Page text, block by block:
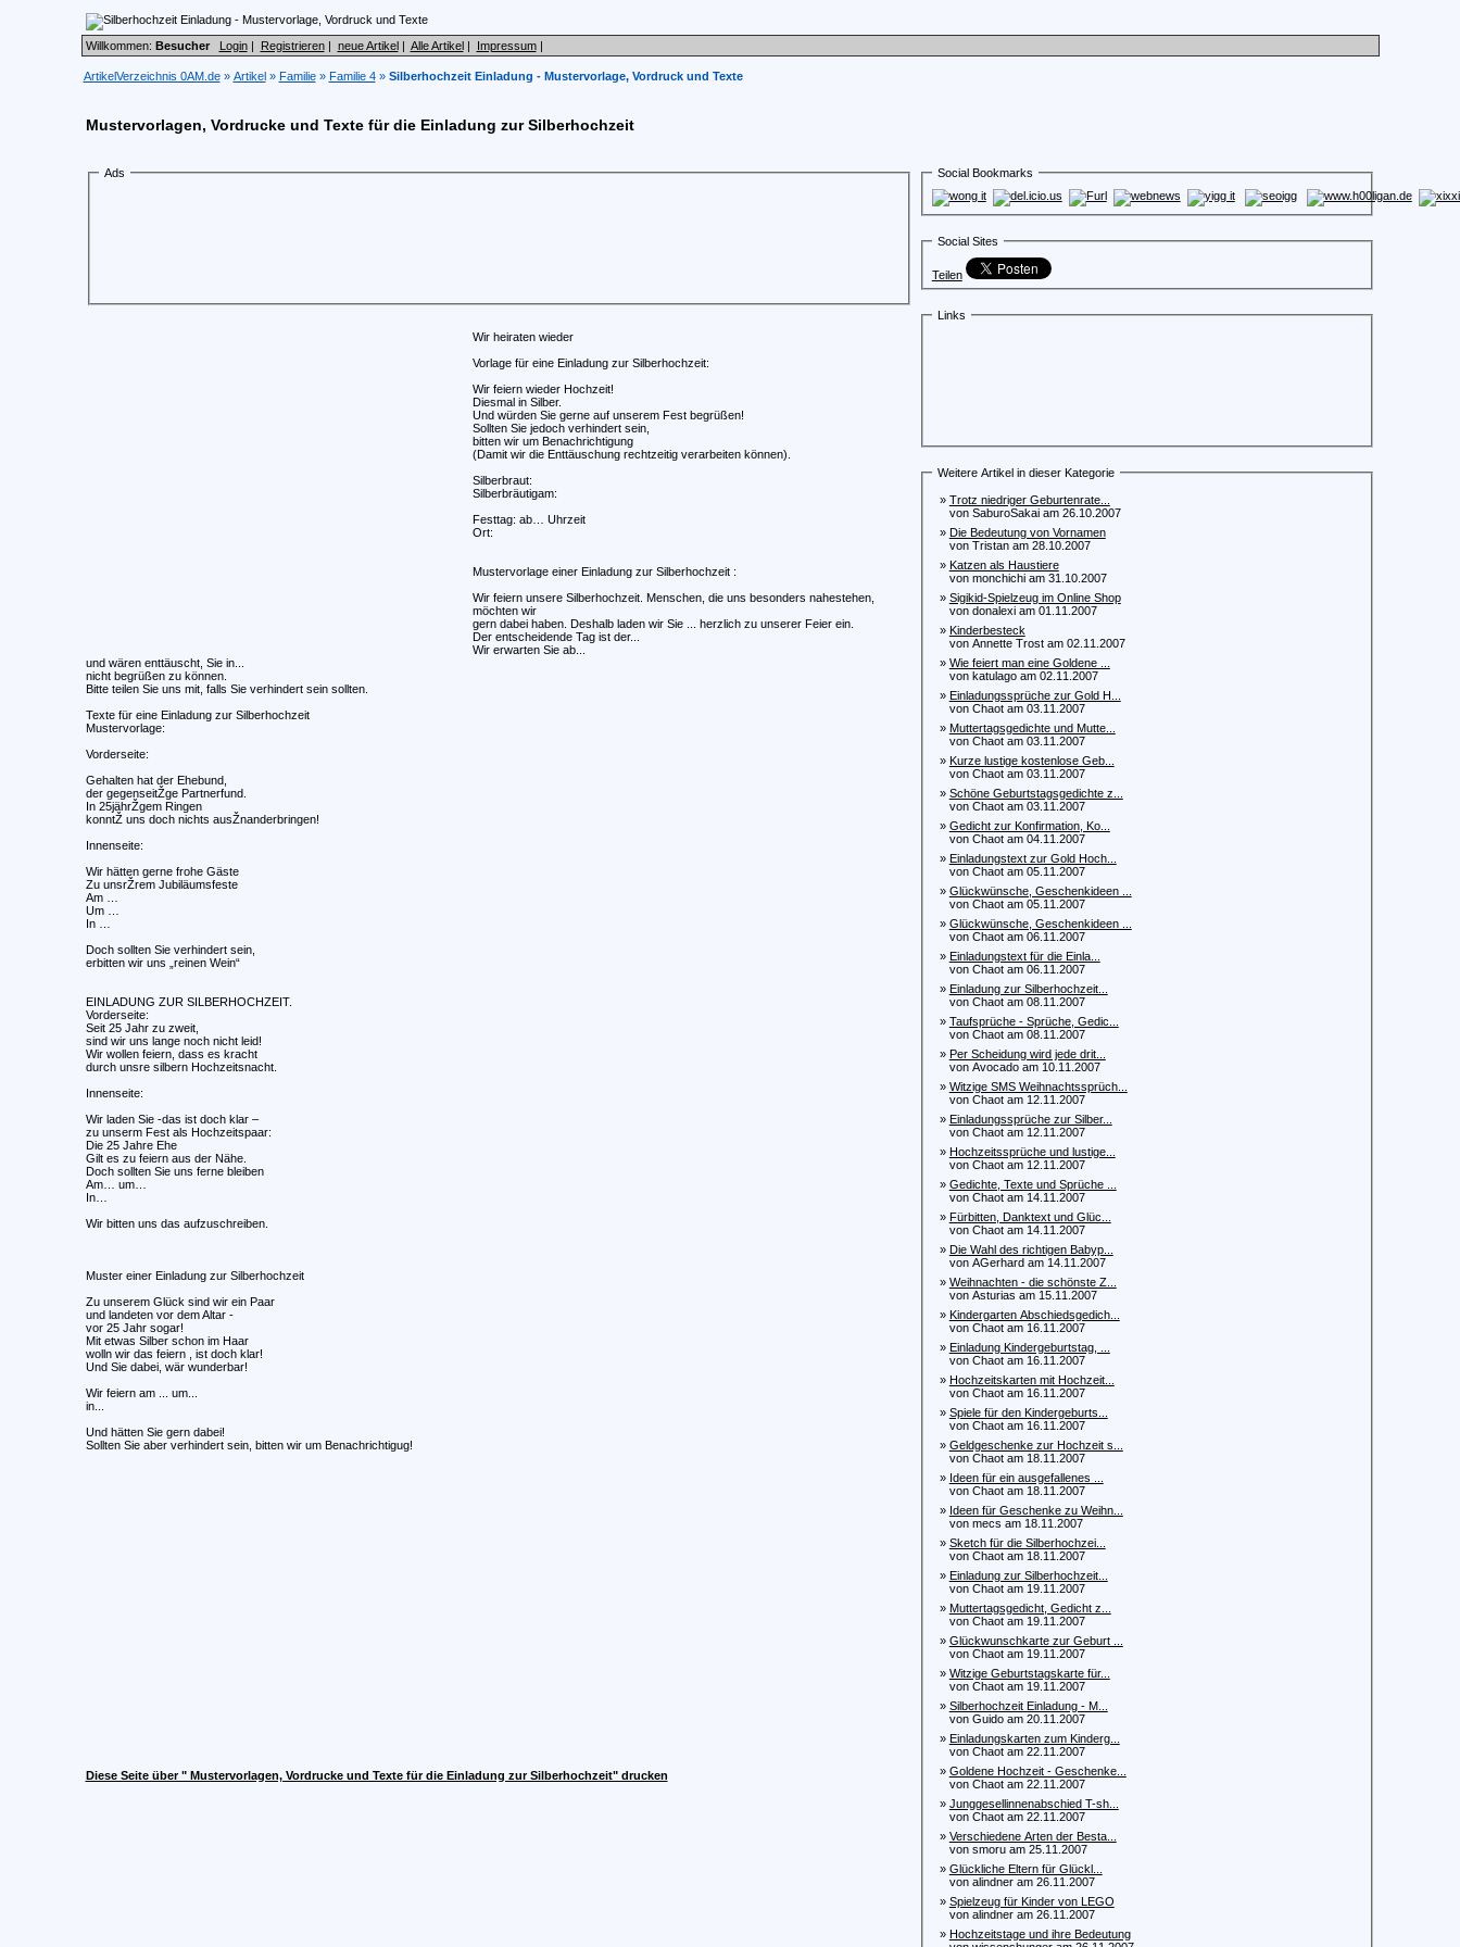
Willkommen: Besucher Login| Registrieren| neue Artikel| Alle Artikel| Impressum|
ArtikelVerzeichnis 0AM.de» Artikel» Familie» Familie 4» Silberhochzeit Einladung - Mustervorlage, Vordruck und Texte
Mustervorlagen, Vordrucke und Texte für die Einladung zur Silberhochzeit
Ads
Wir heiraten wieder
Vorlage für eine Einladung zur Silberhochzeit:
Wir feiern wieder Hochzeit!
Diesmal in Silber.
Und würden Sie gerne auf unserem Fest begrüßen!
Sollten Sie jedoch verhindert sein,
bitten wir um Benachrichtigung
(Damit wir die Enttäuschung rechtzeitig verarbeiten können).
Silberbraut:
Silberbräutigam:
Festtag: ab… Uhrzeit
Ort:
Mustervorlage einer Einladung zur Silberhochzeit :
Wir feiern unsere Silberhochzeit. Menschen, die uns besonders nahestehen,
möchten wir
gern dabei haben. Deshalb laden wir Sie ... herzlich zu unserer Feier ein.
Der entscheidende Tag ist der...
Wir erwarten Sie ab...
und wären enttäuscht, Sie in...
nicht begrüßen zu können.
Bitte teilen Sie uns mit, falls Sie verhindert sein sollten.
Texte für eine Einladung zur Silberhochzeit
Mustervorlage:
Vorderseite:
Gehalten hat der Ehebund,
der gegenseitŽge Partnerfund.
In 25jährŽgem Ringen
konntŽ uns doch nichts ausŽnanderbringen!
Innenseite:
Wir hätten gerne frohe Gäste
Zu unsrŽrem Jubiläumsfeste
Am …
Um …
In …
Doch sollten Sie verhindert sein,
erbitten wir uns „reinen Wein“
EINLADUNG ZUR SILBERHOCHZEIT.
Vorderseite:
Seit 25 Jahr zu zweit,
sind wir uns lange noch nicht leid!
Wir wollen feiern, dass es kracht
durch unsre silbern Hochzeitsnacht.
Innenseite:
Wir laden Sie -das ist doch klar –
zu unserm Fest als Hochzeitspaar:
Die 25 Jahre Ehe
Gilt es zu feiern aus der Nähe.
Doch sollten Sie uns ferne bleiben
Am… um…
In…
Wir bitten uns das aufzuschreiben.
Muster einer Einladung zur Silberhochzeit
Zu unserem Glück sind wir ein Paar
und landeten vor dem Altar -
vor 25 Jahr sogar!
Mit etwas Silber schon im Haar
wolln wir das feiern , ist doch klar!
Und Sie dabei, wär wunderbar!
Wir feiern am ... um...
in...
Und hätten Sie gern dabei!
Sollten Sie aber verhindert sein, bitten wir um Benachrichtigug!
Diese Seite über " Mustervorlagen, Vordrucke und Texte für die Einladung zur Silberhochzeit" drucken
Social Bookmarks
Social Sites
Teilen
Links
Weitere Artikel in dieser Kategorie
» Trotz niedriger Geburtenrate...
von SaburoSakai am 26.10.2007
» Die Bedeutung von Vornamen
von Tristan am 28.10.2007
» Katzen als Haustiere
von monchichi am 31.10.2007
» Sigikid-Spielzeug im Online Shop
von donalexi am 01.11.2007
» Kinderbesteck
von Annette Trost am 02.11.2007
» Wie feiert man eine Goldene ...
von katulago am 02.11.2007
» Einladungssprüche zur Gold H...
von Chaot am 03.11.2007
» Muttertagsgedichte und Mutte...
von Chaot am 03.11.2007
» Kurze lustige kostenlose Geb...
von Chaot am 03.11.2007
» Schöne Geburtstagsgedichte z...
von Chaot am 03.11.2007
» Gedicht zur Konfirmation, Ko...
von Chaot am 04.11.2007
» Einladungstext zur Gold Hoch...
von Chaot am 05.11.2007
» Glückwünsche, Geschenkideen ...
von Chaot am 05.11.2007
» Glückwünsche, Geschenkideen ...
von Chaot am 06.11.2007
» Einladungstext für die Einla...
von Chaot am 06.11.2007
» Einladung zur Silberhochzeit...
von Chaot am 08.11.2007
» Taufsprüche - Sprüche, Gedic...
von Chaot am 08.11.2007
» Per Scheidung wird jede drit...
von Avocado am 10.11.2007
» Witzige SMS Weihnachtssprüch...
von Chaot am 12.11.2007
» Einladungssprüche zur Silber...
von Chaot am 12.11.2007
» Hochzeitssprüche und lustige...
von Chaot am 12.11.2007
» Gedichte, Texte und Sprüche ...
von Chaot am 14.11.2007
» Fürbitten, Danktext und Glüc...
von Chaot am 14.11.2007
» Die Wahl des richtigen Babyp...
von AGerhard am 14.11.2007
» Weihnachten - die schönste Z...
von Asturias am 15.11.2007
» Kindergarten Abschiedsgedich...
von Chaot am 16.11.2007
» Einladung Kindergeburtstag, ...
von Chaot am 16.11.2007
» Hochzeitskarten mit Hochzeit...
von Chaot am 16.11.2007
» Spiele für den Kindergeburts...
von Chaot am 16.11.2007
» Geldgeschenke zur Hochzeit s...
von Chaot am 18.11.2007
» Ideen für ein ausgefallenes ...
von Chaot am 18.11.2007
» Ideen für Geschenke zu Weihn...
von mecs am 18.11.2007
» Sketch für die Silberhochzei...
von Chaot am 18.11.2007
» Einladung zur Silberhochzeit...
von Chaot am 19.11.2007
» Muttertagsgedicht, Gedicht z...
von Chaot am 19.11.2007
» Glückwunschkarte zur Geburt ...
von Chaot am 19.11.2007
» Witzige Geburtstagskarte für...
von Chaot am 19.11.2007
» Silberhochzeit Einladung - M...
von Guido am 20.11.2007
» Einladungskarten zum Kinderg...
von Chaot am 22.11.2007
» Goldene Hochzeit - Geschenke...
von Chaot am 22.11.2007
» Junggesellinnenabschied T-sh...
von Chaot am 22.11.2007
» Verschiedene Arten der Besta...
von smoru am 25.11.2007
» Glückliche Eltern für Glückl...
von alindner am 26.11.2007
» Spielzeug für Kinder von LEGO
von alindner am 26.11.2007
» Hochzeitstage und ihre Bedeutung